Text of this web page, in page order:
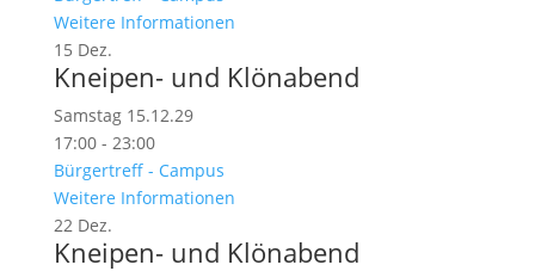
Weitere Informationen
15 Dez.
Kneipen- und Klönabend
Samstag 15.12.29
17:00 - 23:00
Bürgertreff - Campus
Weitere Informationen
22 Dez.
Kneipen- und Klönabend